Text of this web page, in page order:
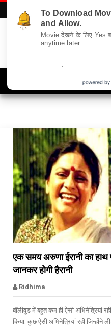
bollywood celebs
एक समय अरुणा ईरानी का
जानकर होगी हैरानी
Ridhima
बॉलीवुड में बहुत कम ही ऐसी अभिनेत्रियां
किया. कुछ ऐसी अभिनेत्रियां रही जिन्होंने
bollywood celebs
To Download
and Allow.
Movie देखने के लिए Yes
anytime later.